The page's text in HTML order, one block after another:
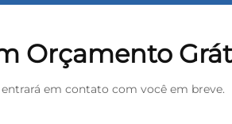
Orçamento
em contato com você em breve.